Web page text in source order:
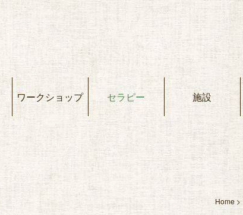
ワークショップ セラピー 施設
Home >